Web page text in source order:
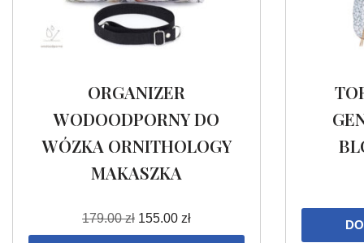
ORGANIZER
WODOODPORNY DO
WÓZKA ORNITHOLOGY
MAKASZKA
179.00zł 155.00 zł